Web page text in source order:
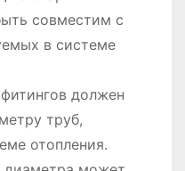
совместим с
в системе
должен
труб,
отопления.